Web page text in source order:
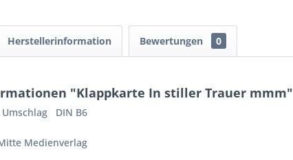
Herstellerinformation Bewertungen 0
"Klappkarte In stiller Trauer mmm"
DIN B6
Medienverlag